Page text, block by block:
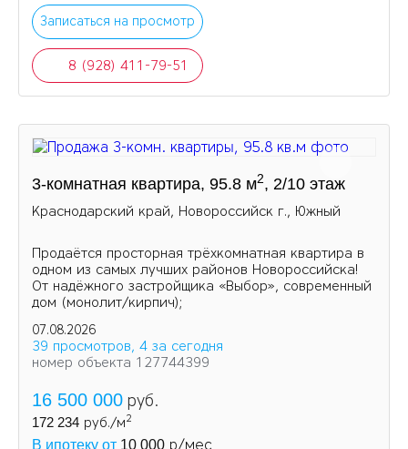
Записаться на просмотр
8 (928) 411-79-51
3-комнатная квартира, 95.8 м2, 2/10 этаж
Краснодарский край, Новороссийск г., Южный
Продаётся просторная трёхкомнатная квартира в
одном из самых лучших районов Новороссийска!
От надёжного застройщика «Выбор», современный
дом (монолит/кирпич);
07.08.2026
39 просмотров, 4 за сегодня
номер объекта 127744399
16 500 000 руб.
172 234 руб./м2
В ипотеку от 10 000 р/мес